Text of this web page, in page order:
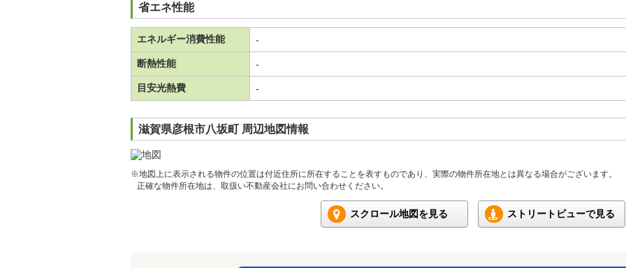
省エネ性能
エネルギー消費性能 -
断熱性能 -
目安光熱費 -
滋賀県彦根市八坂町 周辺地図情報
※地図上に表示される物件の位置は付近住所に所在することを表すものであり、実際の物件所在地とは異なる場合がございます。
正確な物件所在地は、取扱い不動産会社にお問い合わせください。
スクロール地図を見る ストリートビューで見る